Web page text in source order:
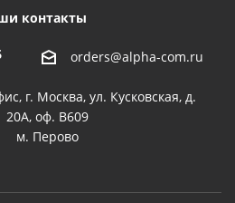
контакты
orders@alpha-com.ru
г. Москва, ул. Кусковская, д.
20А, оф. В609
м. Перово